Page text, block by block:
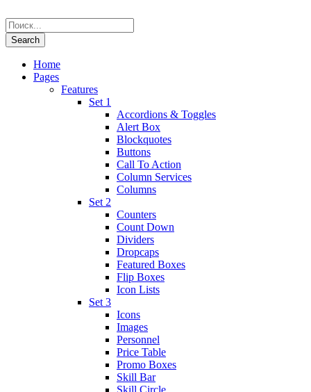
Home
Pages
Features
Set 1
Accordions & Toggles
Alert Box
Blockquotes
Buttons
Call To Action
Column Services
Columns
Set 2
Counters
Count Down
Dividers
Dropcaps
Featured Boxes
Flip Boxes
Icon Lists
Set 3
Icons
Images
Personnel
Price Table
Promo Boxes
Skill Bar
Skill Circle